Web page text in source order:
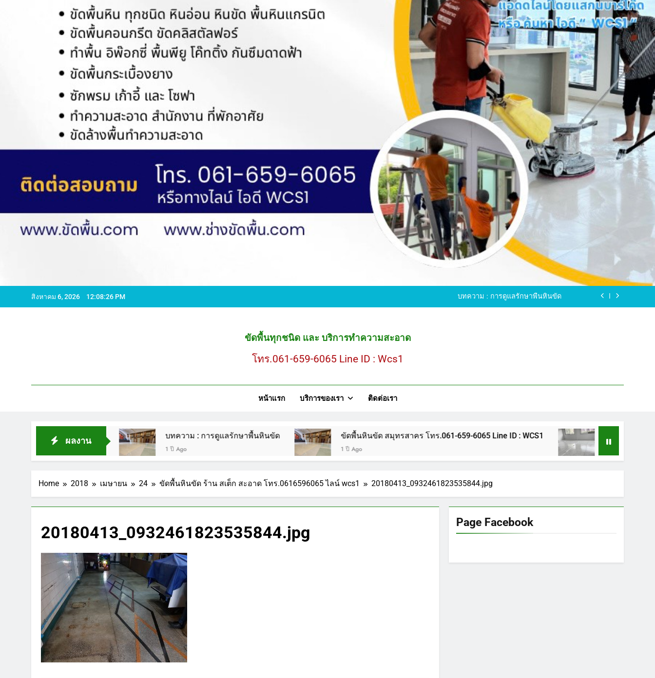
สิงหาคม 6, 2026 12:08:27 PM
ขัดพื้นหินขัด อบต.แหลมบัวนครปฐม
ขัดพื้นหินอ่อน โทร.0616596065 ไลน์ WCS1
บทความ : การดูแลรักษาพื้นหินขัด
ขัดพื้นหินขัด สมุทรสาคร โทร.061-659-6065 Line ID : WCS1
ขัดพื้นทุกชนิด และ บริการทำความสะอาด
โทร.061-659-6065 Line ID : Wcs1
หน้าแรก บริการของเรา ติดต่อเรา
ผลงาน
ไลน์ WCS1 บทความ : การดูแลรักษาพื้นหินขัด
1 ปี Ago
ขัดพื้นหินขัด สมุทรสาคร โทร.061-659-6065 Line ID : WCS1
1 ปี Ago
ขัดพื้นหินขัด อบต.แหลมบัวน
1 ปี Ago
Home 2018 เมษายน 24 ขัดพื้นหินขัด ร้าน สเต็ก สะอาด โทร.0616596065 ไลน์ wcs1 20180413_0932461823535844.jpg
20180413_0932461823535844.jpg
Page Facebook